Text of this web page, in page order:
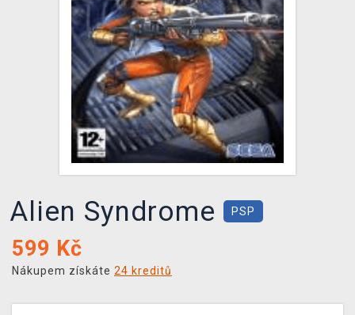
DOPRAVA
XZONE KLUB
TCG & BOARDGAME HUB
VÝKUP HER (BAZAR)
Alien Syndrome PSP
599 Kč
Nákupem získáte 24 kreditů